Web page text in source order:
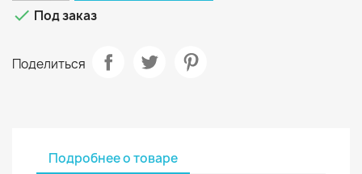
 Под заказ
Поделиться
Подробнее о товаре